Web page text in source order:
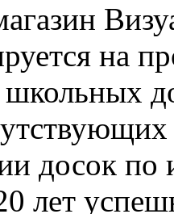
на
досок по
лет